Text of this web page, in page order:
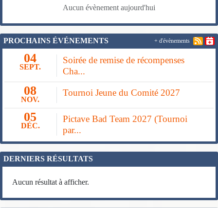
Aucun évènement aujourd'hui
PROCHAINS ÉVÉNEMENTS
04
SEPT.
Soirée de remise de récompenses
Cha...
08
NOV.
Tournoi Jeune du Comité 2027
05
DÉC.
Pictave Bad Team 2027 (Tournoi
par...
+ d'évènements
DERNIERS RÉSULTATS
Aucun résultat à afficher.